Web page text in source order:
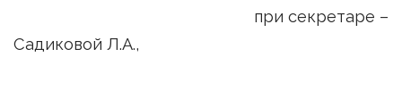
при секретаре –
Садиковой Л.А.,